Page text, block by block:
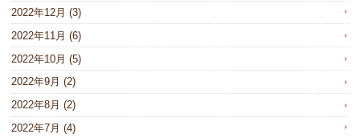
2022年12月 (3)
2022年11月 (6)
2022年10月 (5)
2022年9月 (2)
2022年8月 (2)
2022年7月 (4)